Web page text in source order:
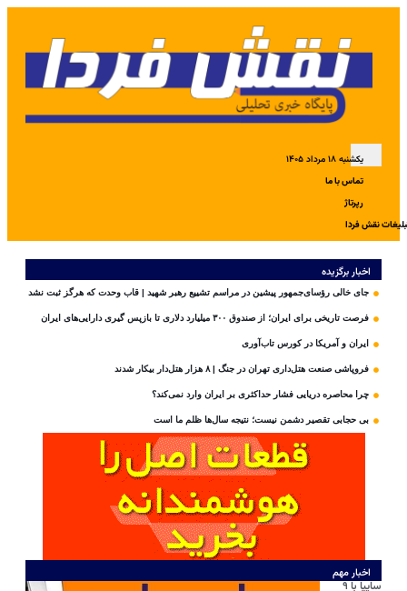
یکشنبه ۱۸ مرداد ۱۴۰۵
تماس با ما
رپرتاژ
نقش فردا
اخبار برگزیده
جای خالی رؤسای‌جمهور پیشین در مراسم تشییع رهبر شهید | قاب وحدت که هرگز ثبت نشد
فرصت تاریخی برای ایران؛ از صندوق ۳۰۰ میلیارد دلاری تا بازپس گیری دارایی‌های ایران
ایران و آمریکا در کورس تاب‌آوری
فروپاشی صنعت هتل‌داری تهران در جنگ | ۸ هزار هتل‌دار بیکار شدند
چرا محاصره دریایی فشار حداکثری بر ایران وارد نمی‌کند؟
بی‌ حجابی تقصیر دشمن نیست؛ نتیجه سال‌ها ظلم ما است
اخبار مهم
سایپا با ۹